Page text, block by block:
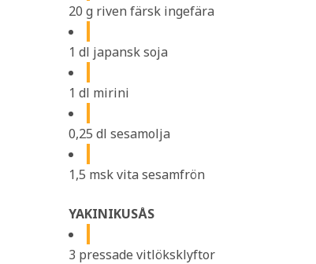
20 g riven färsk ingefära
1 dl japansk soja
1 dl mirini
0,25 dl sesamolja
1,5 msk vita sesamfrön
YAKINIKUSÅS
3 pressade vitlöksklyftor